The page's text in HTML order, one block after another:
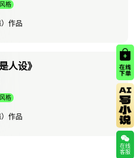
格
作品
人设》
格
作品
在线
客服